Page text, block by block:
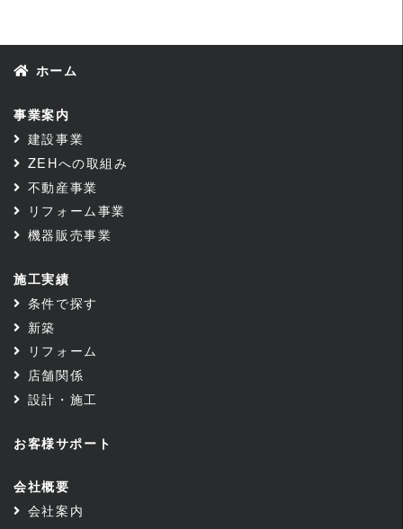
ホーム
事業案内
建設事業
ZEHへの取組み
不動産事業
リフォーム事業
機器販売事業
施工実績
条件で探す
新築
リフォーム
店舗関係
設計・施工
お客様サポート
会社概要
会社案内